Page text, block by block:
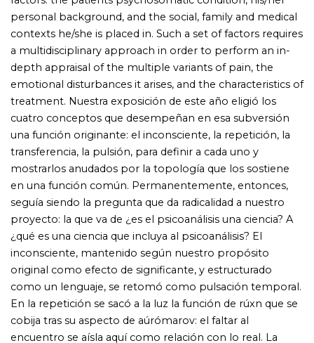
original como efecto de significante, y estructurado
como un lenguaje, se retomó como pulsación temporal.
cobija tras su aspecto de aúrómarov: el faltar al
encuentro se aísla aquí como relación con lo real. La
transferencia como momento de cierre ligado al engaño
del amor, se integraba a esta pulsación. De la pulsión
dimos una teoría que aún no ha sido posible deslindar,
resumamos. Aparecieron por primera vez, la razón de su
constancia, la topología llamada de borde, que explica el
privilegio de los orificios, el status de la acción de retorno,
la disociación de la meta y el objeto.